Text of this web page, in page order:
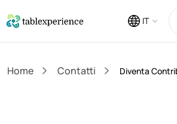
IT
Home Contatti Diventa